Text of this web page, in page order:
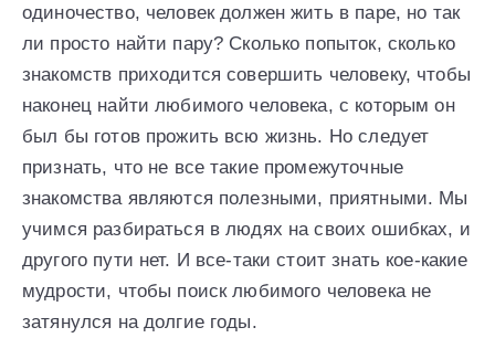
одиночество, человек должен жить в паре, но так
ли просто найти пару? Сколько попыток, сколько
знакомств приходится совершить человеку, чтобы
наконец найти любимого человека, с которым он
был бы готов прожить всю жизнь. Но следует
признать, что не все такие промежуточные
знакомства являются полезными, приятными. Мы
учимся разбираться в людях на своих ошибках, и
другого пути нет. И все-таки стоит знать кое-какие
мудрости, чтобы поиск любимого человека не
затянулся на долгие годы.